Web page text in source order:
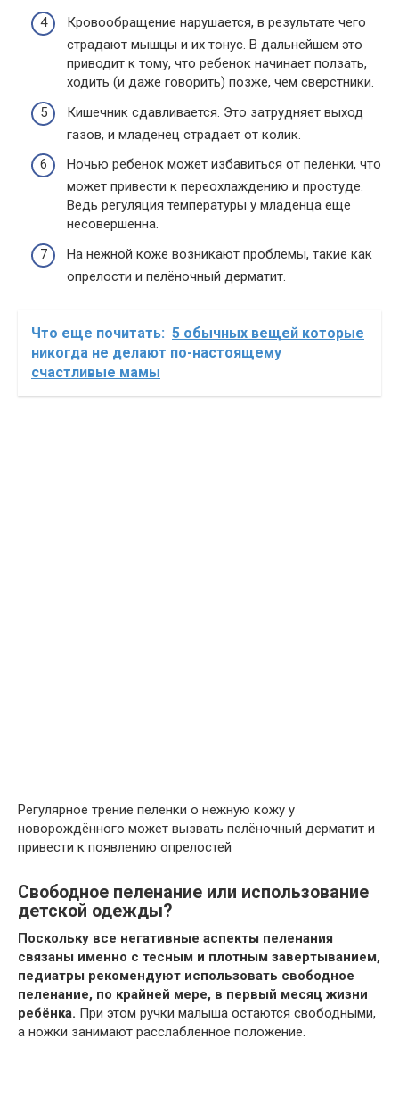
Кровообращение нарушается, в результате чего
страдают мышцы и их тонус. В дальнейшем это
приводит к тому, что ребенок начинает ползать,
ходить (и даже говорить) позже, чем сверстники.
Кишечник сдавливается. Это затрудняет выход
газов, и младенец страдает от колик.
Ночью ребенок может избавиться от пеленки, что
может привести к переохлаждению и простуде.
Ведь регуляция температуры у младенца еще
несовершенна.
На нежной коже возникают проблемы, такие как
опрелости и пелёночный дерматит.
Что еще почитать: 5 обычных вещей которые
никогда не делают по-настоящему
счастливые мамы
Регулярное трение пеленки о нежную кожу у
новорождённого может вызвать пелёночный дерматит и
привести к появлению опрелостей
Свободное пеленание или использование
детской одежды?
Поскольку все негативные аспекты пеленания
связаны именно с тесным и плотным завертыванием,
педиатры рекомендуют использовать свободное
пеленание, по крайней мере, в первый месяц жизни
ребёнка. При этом ручки малыша остаются свободными,
а ножки занимают расслабленное положение.